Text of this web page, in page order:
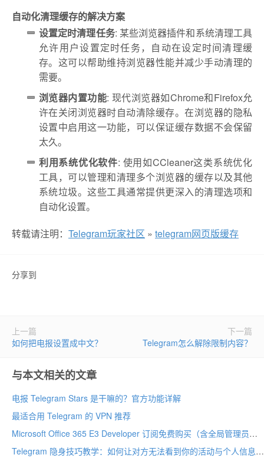
自动化清理缓存的解决方案
设置定时清理任务: 某些浏览器插件和系统清理工具
允许用户设置定时任务，自动在设定时间清理缓
存。这可以帮助维持浏览器性能并减少手动清理的
需要。
浏览器内置功能: 现代浏览器如Chrome和Firefox允
许在关闭浏览器时自动清除缓存。在浏览器的隐私
设置中启用这一功能，可以保证缓存数据不会保留
太久。
利用系统优化软件: 使用如CCleaner这类系统优化
工具，可以管理和清理多个浏览器的缓存以及其他
系统垃圾。这些工具通常提供更深入的清理选项和
自动化设置。
转载请注明： Telegram玩家社区 » telegram网页版缓存
分享到
上一篇
如何把电报设置成中文？
下一篇
Telegram怎么解除限制内容？
与本文相关的文章
电报 Telegram Stars 是干嘛的？官方功能详解
最适合用 Telegram 的 VPN 推荐
Microsoft Office 365 E3 Developer 订阅免费购买（含全局管理员账号注册教程）
Telegram 隐身技巧教学：如何让对方无法看到你的活动与个人信息